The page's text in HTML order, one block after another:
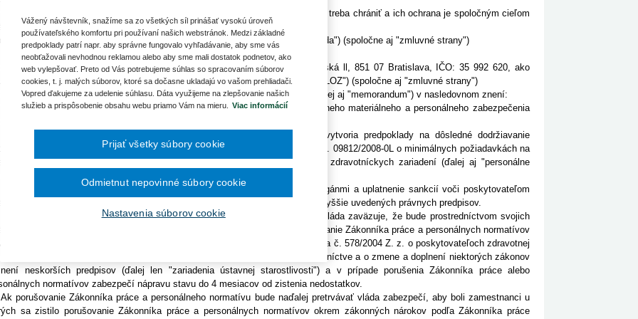
2014
2013
2012
2011
2010
šesťmesačné prechodné obdobie na
služieb v elektronickej zdravotnej
Ročník 2012
Ročník 2011
Ročník 2010
Ročník 2026
že život a zdravie človeka je jednou z najvýznamnejších hodnôt, ktorú treba chrániť a ich ochrana je spoločným cieľom
Vlády Slovenskej republiky, ako aj lekárov sa
Slovenskej republiky, ako reprezentant výkonnej moci v štáte (ďalej len "vláda") (spoločne aj "zmluvné strany")
odborové združenie, so sídlom Nemocnica sv. Cyrila a Metoda, Antolská ll, 851 07 Bratislava, IČO: 35 992 620, ako
reprezentant lekárov, združených v odborových organizáciách (ďalej len "LOZ") (spoločne aj "zmluvné strany")
uzatvoriť nasledovné memorandum o úprave pomerov v zdravotníctve (ďalej aj "memorandum") v nasledovnom znení:
dodržiavania Zákonníka práce a Vyhlášky tykajúcej sa minimálneho materiálneho a personálneho zabezpečenia
rozdielu vo všetkých zdravotníckych zariadeniach na Slovensku
Vláda sa zaväzuje vykonať organizačné a ekonomické opatrenia, ktoré vytvoria predpoklady na dôsledné dodržiavanie
práce a Výnosu Ministerstva zdravotníctva SR z 10. septembra 2008 č. 09812/2008-0L o minimálnych požiadavkách na
zabezpečenie a materiálno-technické vybavenie jednotlivých druhov zdravotníckych zariadení (ďalej aj "personálne
Vláda zabezpečí dôsledný a verejný výkon kontroly príslušnými štátnymi orgánmi a uplatnenie sankcií voči poskytovateľom
starostlivosti, ktorí v tejto lehote nezabezpečia dôsledné dodržiavanie vyššie uvedených právnych predpisov.
V súvislosti s porušovaním Zákonníka práce a personálneho normatívu sa vláda zaväzuje, že bude prostredníctvom svojich
pravidelne a sústavne, najmenej však raz za tri roky kontrolovať dodržiavanie Zákonníka práce a personálnych normatívov
zariadeniach ústavnej starostlivosti vymedzených v § 7 ods. 4 zákona č. 578/2004 Z. z. o poskytovateľoch zdravotnej
zdravotníckych pracovníkoch, stavovských organizáciách v zdravotníctve a o zmene a doplnení niektorých zákonov
neskorších predpisov (ďalej len "zariadenia ústavnej starostlivosti") a v prípade porušenia Zákonníka práce alebo
normatívov zabezpečí nápravu stavu do 4 mesiacov od zistenia nedostatkov.
porušovanie Zákonníka práce a personálneho normatívu bude naďalej pretrvávať vláda zabezpečí, aby boli zamestnanci u
sa zistilo porušovanie Zákonníka práce a personálnych normatívov okrem zákonných nárokov podľa Zákonníka práce
Vážený návštevník, snažíme sa zo všetkých síl prinášať vysokú úroveň
používateľského komfortu pri používaní našich webstránok. Medzi základné
predpoklady patrí napr. aby správne fungovalo vyhľadávanie, aby sme vás
neobťažovali nevhodnou reklamou alebo aby sme mali dostatok podnetov, ako
web vylepšovať. Preto od Vás potrebujeme súhlas so spracovaním súborov
cookies, t. j. malých súborov, ktoré sa dočasne ukladajú vo vašom prehliadači.
Vopred ďakujeme za udelenie súhlasu. Dáta využijeme na zlepšovanie našich
služieb a prispôsobenie obsahu webu priamo Vám na mieru.
Viac informácií
Nastavenia súborov cookie
Odmietnut nepovinné súbory cookie
Prijať všetky súbory cookie